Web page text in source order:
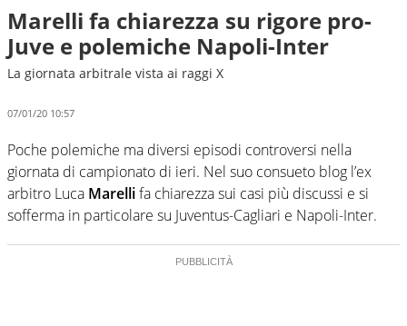
Marelli fa chiarezza su rigore pro-
Juve e polemiche Napoli-Inter
La giornata arbitrale vista ai raggi X
07/01/20 10:57
Poche polemiche ma diversi episodi controversi nella
giornata di campionato di ieri. Nel suo consueto blog l’ex
arbitro Luca Marellifa chiarezza sui casi più discussi e si
sofferma in particolare su Juventus-Cagliari e Napoli-Inter.